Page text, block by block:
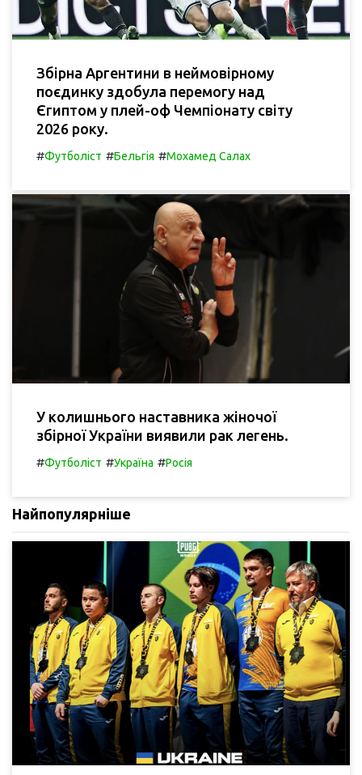
Збірна Аргентини в неймовірному
поєдинку здобула перемогу над
Єгиптом у плей-оф Чемпіонату світу
2026 року.
#Футболіст #Бельгія #Мохамед Салах
У колишнього наставника жіночої
збірної України виявили рак легень.
#Футболіст #Україна #Росія
Найпопулярніше